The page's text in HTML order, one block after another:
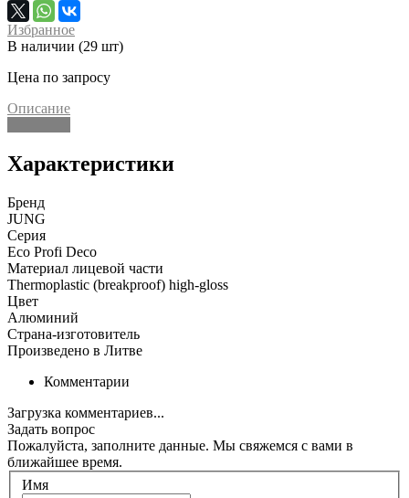
Избранное
В наличии (29 шт)
Цена по запросу
Описание
Характеристики
Бренд
JUNG
Серия
Eco Profi Deco
Материал лицевой части
Thermoplastic (breakproof) high-gloss
Цвет
Алюминий
Страна-изготовитель
Произведено в Литве
Комментарии
Загрузка комментариев...
Задать вопрос
Пожалуйста, заполните данные. Мы свяжемся с вами в
ближайшее время.
Имя